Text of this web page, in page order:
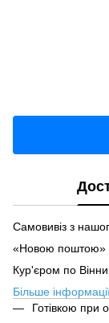
Самовивіз з
«Новою поштою»
Кур'єром по
Більше
Готівкою при